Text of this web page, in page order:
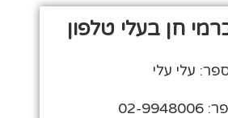
חן בעלי טלפון
עלי עלי